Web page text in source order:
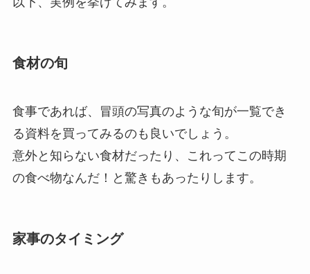
食材の旬
食事であれば、冒頭の写真のような旬が一覧でき
る資料を買ってみるのも良いでしょう。
意外と知らない食材だったり、これってこの時期
の食べ物なんだ！と驚きもあったりします。
家事のタイミング